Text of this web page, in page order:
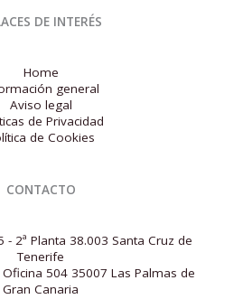
DE INTERÉS
Home
general
Aviso legal
de Privacidad
de Cookies
CONTACTO
- 2ª Planta 38.003 Santa Cruz de
Tenerife
Oficina 504 35007 Las Palmas de
Gran Canaria